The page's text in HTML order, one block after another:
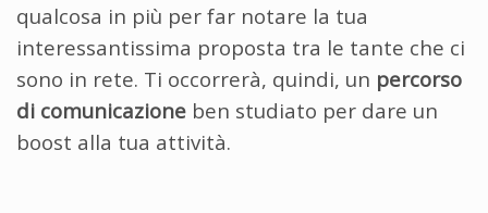
qualcosa in più per far notare la tua
interessantissima proposta tra le tante che ci
sono in rete. Ti occorrerà, quindi, un percorso
di comunicazione ben studiato per dare un
boost alla tua attività.